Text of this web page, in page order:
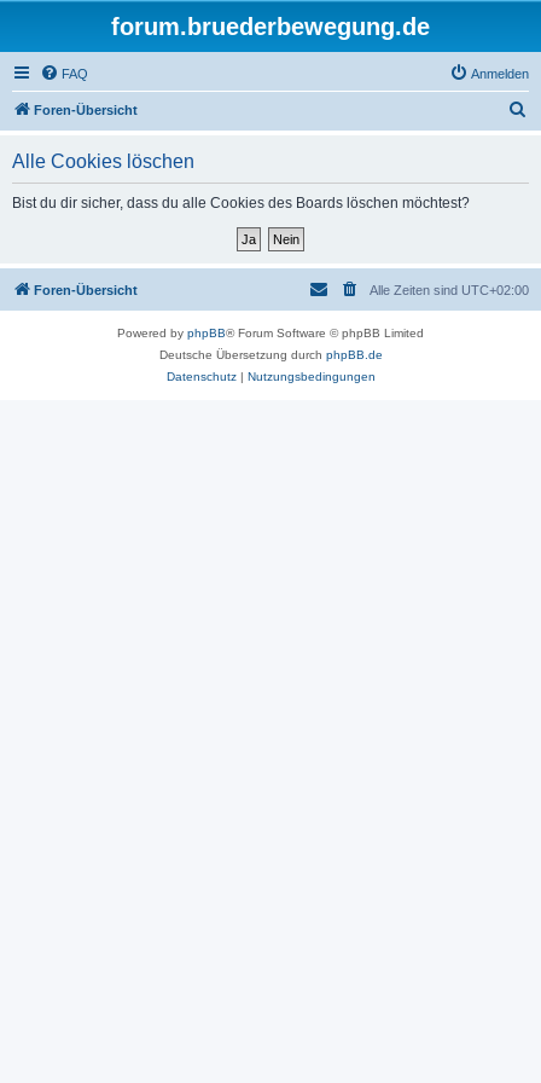
forum.bruederbewegung.de
FAQ Anmelden
Foren-Übersicht
Alle Cookies löschen
Bist du dir sicher, dass du alle Cookies des Boards löschen möchtest?
Foren-Übersicht Alle Zeiten sind UTC+02:00
Powered by phpBB® Forum Software © phpBB Limited
Deutsche Übersetzung durch phpBB.de
Datenschutz| Nutzungsbedingungen